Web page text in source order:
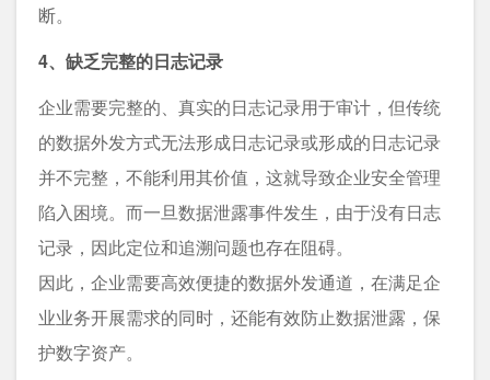
断。
4、缺乏完整的日志记录
企业需要完整的、真实的日志记录用于审计，但传统
的数据外发方式无法形成日志记录或形成的日志记录
并不完整，不能利用其价值，这就导致企业安全管理
陷入困境。而一旦数据泄露事件发生，由于没有日志
记录，因此定位和追溯问题也存在阻碍。
因此，企业需要高效便捷的数据外发通道，在满足企
业业务开展需求的同时，还能有效防止数据泄露，保
护数字资产。